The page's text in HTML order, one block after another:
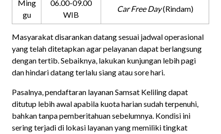
Ming
gu
06.00-09.00
WIB
Car Free Day(Rindam)
Masyarakat disarankan datang sesuai jadwal operasional
yang telah ditetapkan agar pelayanan dapat berlangsung
dengan tertib. Sebaiknya, lakukan kunjungan lebih pagi
dan hindari datang terlalu siang atau sore hari.
Pasalnya, pendaftaran layanan Samsat Keliling dapat
ditutup lebih awal apabila kuota harian sudah terpenuhi,
bahkan tanpa pemberitahuan sebelumnya. Kondisi ini
sering terjadi di lokasi layanan yang memiliki tingkat